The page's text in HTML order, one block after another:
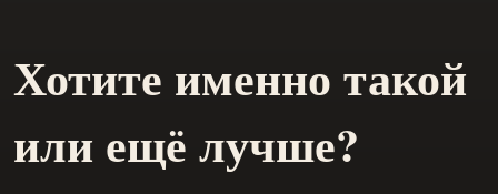
Хотите именно такой
или ещё лучше?